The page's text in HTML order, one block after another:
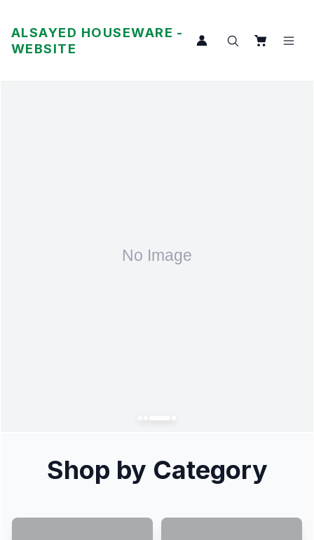
ALSAYED HOUSEWARE -
WEBSITE
Shop by Category